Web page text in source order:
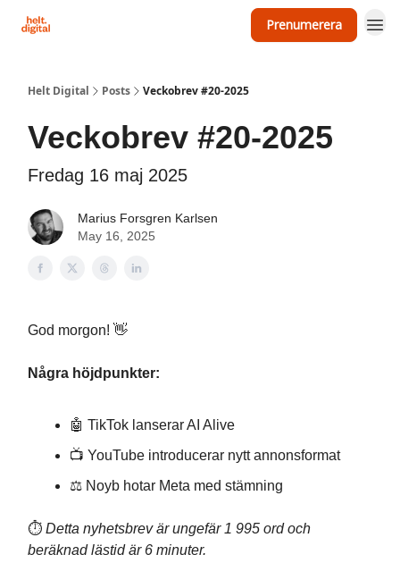
Prenumerera
Helt Digital Posts Veckobrev #20-2025
Veckobrev #20-2025
Fredag 16 maj 2025
Marius Forsgren Karlsen
May 16, 2025
God morgon! 👋
Några höjdpunkter:
🤖 TikTok lanserar AI Alive
📺 YouTube introducerar nytt annonsformat
⚖️ Noyb hotar Meta med stämning
⏱️ Detta nyhetsbrev är ungefär 1 995 ord och
beräknad lästid är 6 minuter.